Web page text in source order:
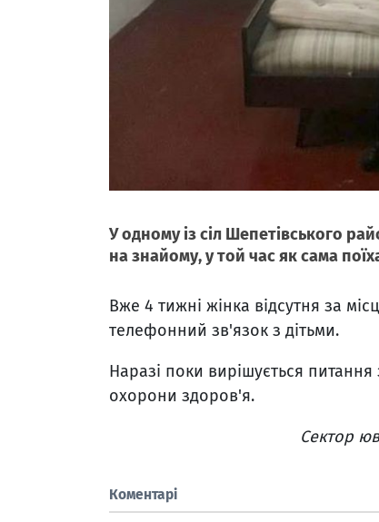
У одному із сіл Шепетівського
на знайому, у той час як сама
Вже 4 тижні жінка відсутня за
телефонний зв'язок з дітьми.
Наразі поки вирішується
охорони здоров'я.
Сектор
Коментарі